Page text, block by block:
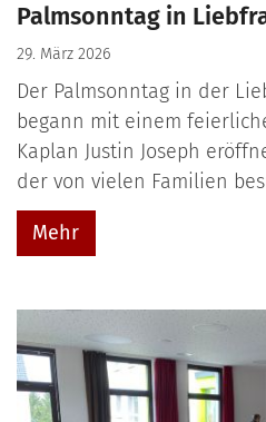
Palmsonntag in
29. März 2026
Der Palmsonntag in der
begann mit einem
Kaplan Justin Joseph
der von vielen Familien
Mehr